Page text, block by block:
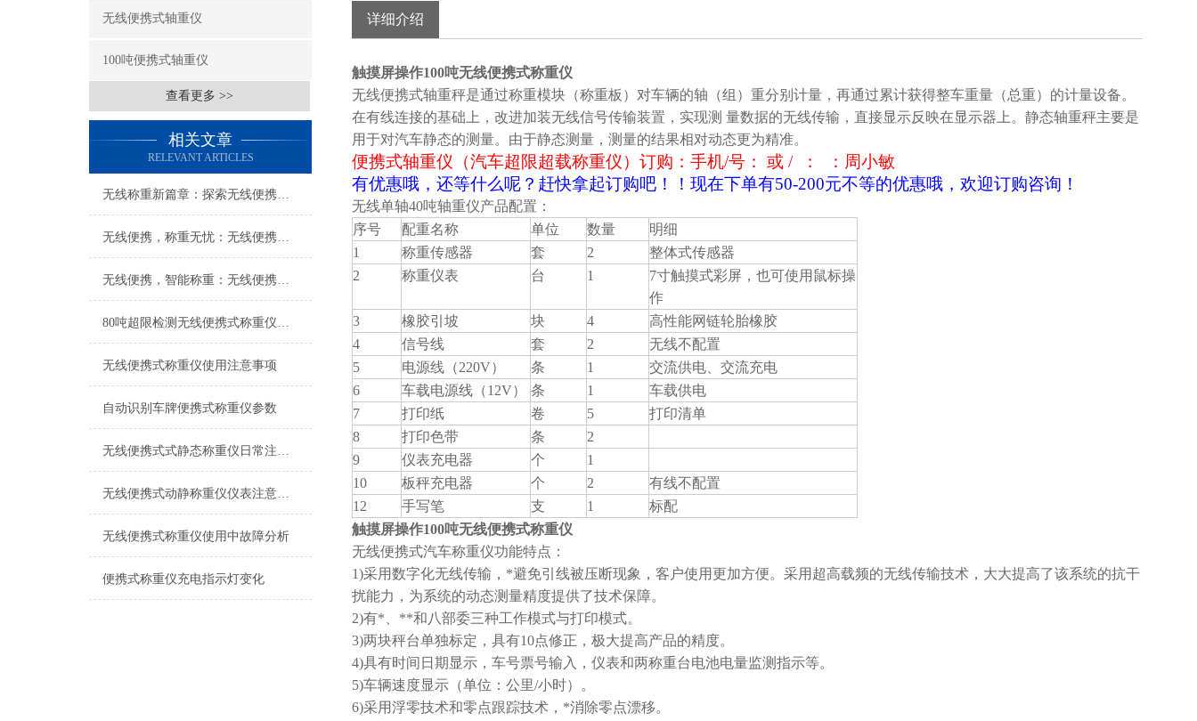
无线便携式轴重仪
100吨便携式轴重仪
查看更多 >>
相关文章
RELEVANT ARTICLES
无线称重新篇章：探索无线便携式称重仪的无限可能
无线便携，称重无忧：无线便携式称重仪打造便捷称重新体验
无线便携，智能称重：无线便携式称重仪创新科技体验
80吨超限检测无线便携式称重仪产品特点
无线便携式称重仪使用注意事项
自动识别车牌便携式称重仪参数
无线便携式式静态称重仪日常注意事项
无线便携式动静称重仪仪表注意事项
无线便携式称重仪使用中故障分析
便携式称重仪充电指示灯变化
详细介绍
触摸屏操作100吨无线便携式称重仪
无线便携式轴重秤是通过称重模块（称重板）对车辆的轴（组）重分别计量，再通过累计获得整车重量（总重）的计量设备。
在有线连接的基础上，改进加装无线信号传输装置，实现测 量数据的无线传输，直接显示反映在显示器上。静态轴重秤主要是
用于对汽车静态的测量。由于静态测量，测量的结果相对动态更为精准。
便携式轴重仪（汽车超限超载称重仪）订购：手机/号： 或 / ： ：周小敏
有优惠哦 ，还等什么呢？ 赶快拿起订购吧！！ 现在下单有50-200元不等的优惠哦，欢迎订购咨询！
无线单轴40吨轴重仪产品配置：
序号
配重名称 单位 数量
明细
1
称重传感器 套 2
整体式传感器
2
称重仪表 台 1
7寸触摸式彩屏，也可使用鼠标操
作
3
橡胶引坡 块 4
高性能网链轮胎橡胶
4
信号线 套 2
无线不配置
5
电源线（220V） 条 1
交流供电、交流充电
6
车载电源线（12V） 条 1
车载供电
7
打印纸 卷 5
打印清单
8
打印色带 条
2
9
仪表充电器 个
1
10
板秤充电器 个 2
有线不配置
12
手写笔 支 1
标配
触摸屏操作100吨无线便携式称重仪
无线便携式汽车称重仪功能特点：
1)采用数字化无线传输，*避免引线被压断现象，客户使用更加方便。采用超高载频的无线传输技术，大大提高了该系统的抗干
扰能力，为系统的动态测量精度提供了技术保障。
2)有*、**和八部委三种工作模式与打印模式。
3)两块秤台单独标定，具有10点修正，极大提高产品的精度。
4)具有时间日期显示，车号票号输入，仪表和两称重台电池电量监测指示等。
5)车辆速度显示（单位：公里/小时）。
6)采用浮零技术和零点跟踪技术，*消除零点漂移。